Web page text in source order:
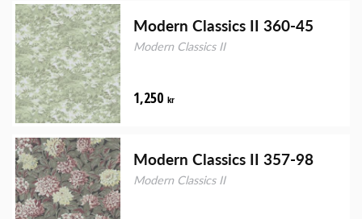
Modern Classics II 360-45
Modern Classics II
1,250 kr
Modern Classics II 357-98
Modern Classics II